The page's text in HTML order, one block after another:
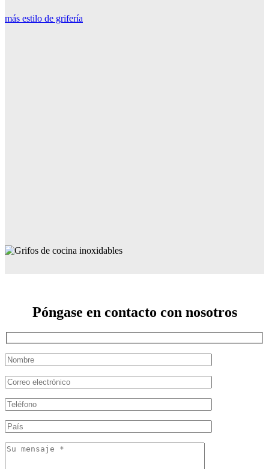
más estilo de grifería
Póngase en contacto con nosotros